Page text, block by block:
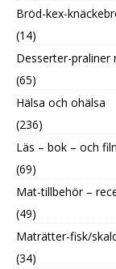
Bröd-kex-
(14)
Desserter-praliner
(65)
Hälsa och ohälsa
(236)
Läs – bok – och
(69)
Mat-tillbehör –
(49)
Maträtter-fisk/
(34)